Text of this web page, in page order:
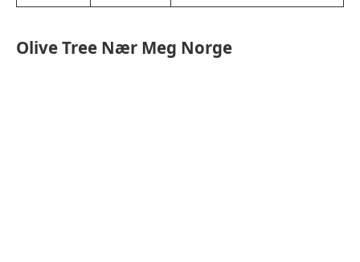
Olive Tree Nær Meg Norge